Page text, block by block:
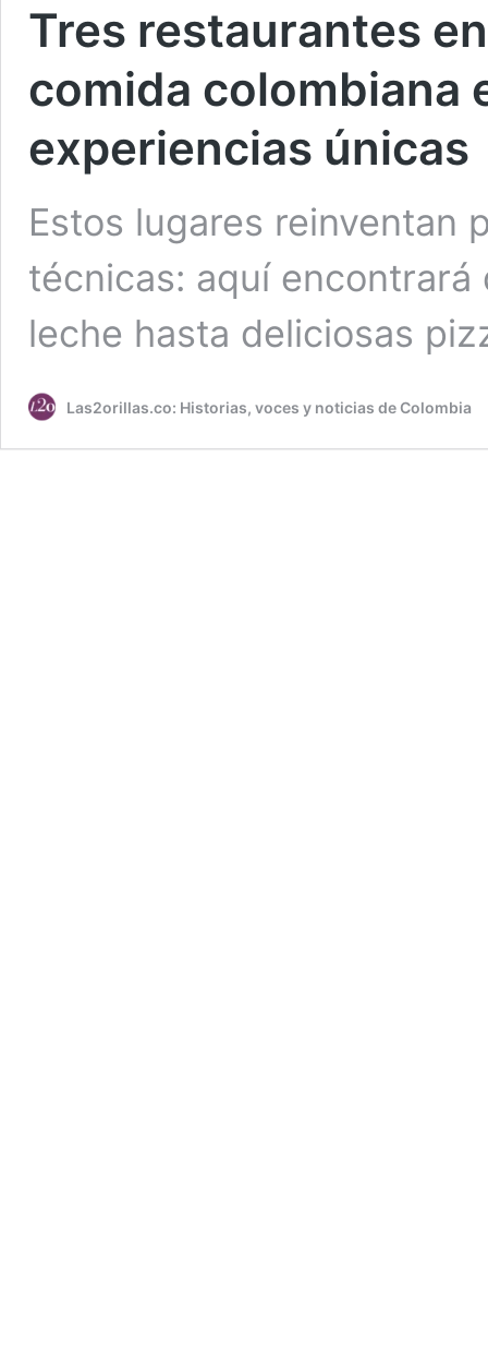
Tres restaurantes
comida colombiana
experiencias únicas
Estos lugares reinventan
técnicas: aquí
leche hasta deliciosas
Las2orillas.co: Historias, voces y noticias de Colombia